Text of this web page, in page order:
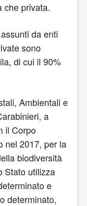
che privata.
da enti
sono
di cui il 90%
Ambientali e
a
il Corpo
nel 2017, per la
biodiversità
Stato utilizza
e
determinato,